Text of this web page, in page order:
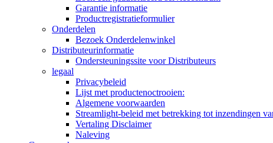
Garantie informatie
Productregistratieformulier
Onderdelen
Bezoek Onderdelenwinkel
Distributeurinformatie
Ondersteuningssite voor Distributeurs
legaal
Privacybeleid
Lijst met productenoctrooien:
Algemene voorwaarden
Streamlight-beleid met betrekking tot inzendingen
Vertaling Disclaimer
Naleving